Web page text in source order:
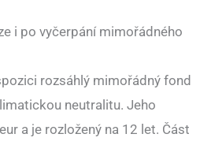
i po vyčerpání mimořádného
rozsáhlý mimořádný fond
neutralitu. Jeho
a je rozložený na 12 let. Část